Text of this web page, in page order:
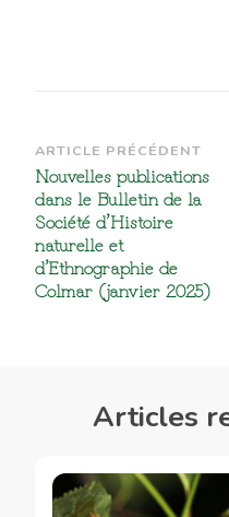
Navigation
d’article
ARTICLE PRÉCÉDENT
Nouvelles publications
dans le Bulletin de la
Société d’Histoire
naturelle et
d’Ethnographie de
Colmar (janvier 2025)
Articles